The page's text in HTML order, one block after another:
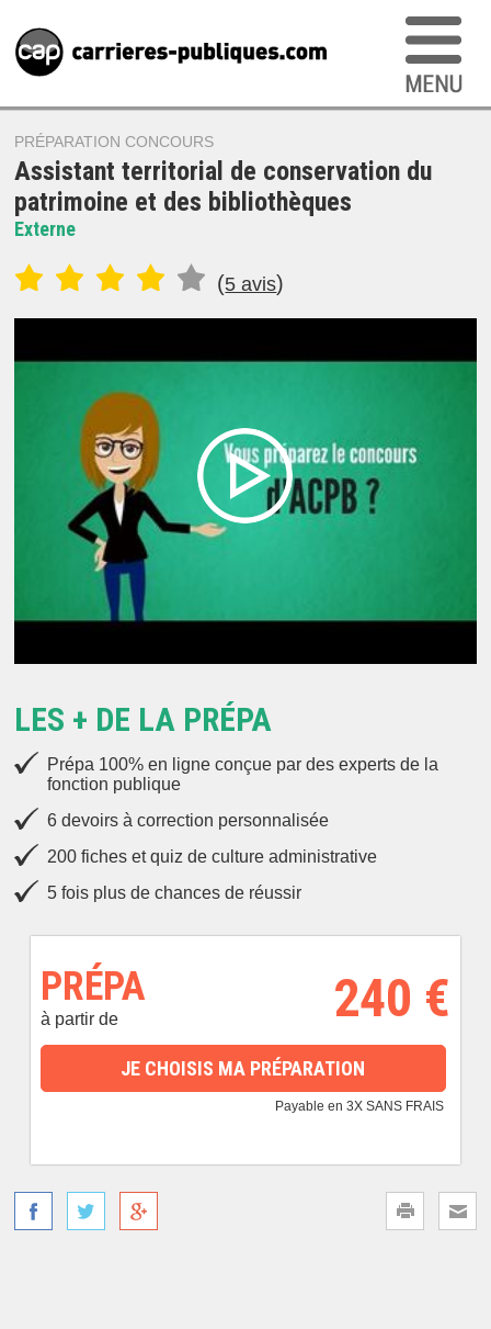
PRÉPARATION CONCOURS
Assistant territorial de conservation du
patrimoine et des bibliothèques
Externe
(5 avis)
LES + DE LA PRÉPA
Prépa 100% en ligne conçue par des experts de la
fonction publique
6 devoirs à correction personnalisée
200 fiches et quiz de culture administrative
5 fois plus de chances de réussir
PRÉPA
à partir de 240 €
JE CHOISIS MA PRÉPARATION
Payable en 3X SANS FRAIS